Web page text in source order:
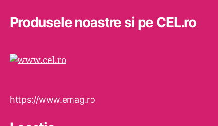
Produsele noastre si pe CEL.ro
https://www.emag.ro